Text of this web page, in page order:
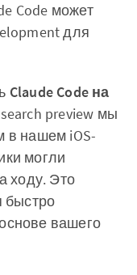
Code может
для
Claude Code на
preview мы
в нашем iOS-
могли
ходу. Это
быстро
вашего